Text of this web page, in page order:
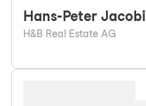
Hans-Peter Jacobi
H&B Real Estate AG